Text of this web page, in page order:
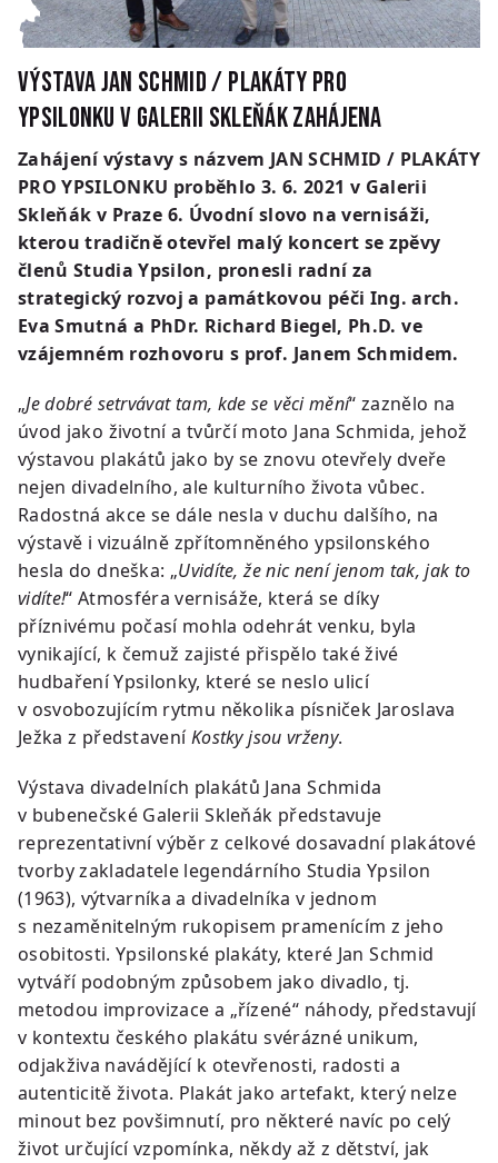
Výstava Jan Schmid / Plakáty pro
Ypsilonku v Galerii Skleňák zahájena
Zahájení výstavy s názvem JAN SCHMID / PLAKÁTY
PRO YPSILONKU proběhlo 3. 6. 2021 v Galerii
Skleňák v Praze 6. Úvodní slovo na vernisáži,
kterou tradičně otevřel malý koncert se zpěvy
členů Studia Ypsilon, pronesli radní za
strategický rozvoj a památkovou péči Ing. arch.
Eva Smutná a PhDr. Richard Biegel, Ph.D. ve
vzájemném rozhovoru s prof. Janem Schmidem.
„Je dobré setrvávat tam, kde se věci mění“ zaznělo na
úvod jako životní a tvůrčí moto Jana Schmida, jehož
výstavou plakátů jako by se znovu otevřely dveře
nejen divadelního, ale kulturního života vůbec.
Radostná akce se dále nesla v duchu dalšího, na
výstavě i vizuálně zpřítomněného ypsilonského
hesla do dneška: „Uvidíte, že nic není jenom tak, jak to
vidíte!“ Atmosféra vernisáže, která se díky
příznivému počasí mohla odehrát venku, byla
vynikající, k čemuž zajisté přispělo také živé
hudbaření Ypsilonky, které se neslo ulicí
v osvobozujícím rytmu několika písniček Jaroslava
Ježka z představeníKostky jsou vrženy.
Výstava divadelních plakátů Jana Schmida
v bubenečské Galerii Skleňák představuje
reprezentativní výběr z celkové dosavadní plakátové
tvorby zakladatele legendárního Studia Ypsilon
(1963), výtvarníka a divadelníka v jednom
s nezaměnitelným rukopisem pramenícím z jeho
osobitosti. Ypsilonské plakáty, které Jan Schmid
vytváří podobným způsobem jako divadlo, tj.
metodou improvizace a „řízené“ náhody, představují
v kontextu českého plakátu svérázné unikum,
odjakživa navádějící k otevřenosti, radosti a
autenticitě života. Plakát jako artefakt, který nelze
minout bez povšimnutí, pro některé navíc po celý
život určující vzpomínka, někdy až z dětství, jak